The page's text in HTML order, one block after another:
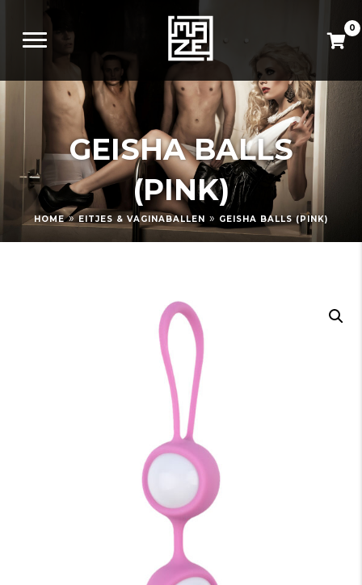
0
GEISHA BALLS
(PINK)
HOME » EITJES & VAGINABALLEN » GEISHA BALLS (PINK)